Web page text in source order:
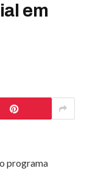
em
programa